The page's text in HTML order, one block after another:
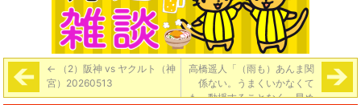
← （2）阪神 vs ヤクルト（神
宮）20260513
高橋遥人「（雨も）あんま関
係ない。うまくいかなくて
も、動揺することなく。早め